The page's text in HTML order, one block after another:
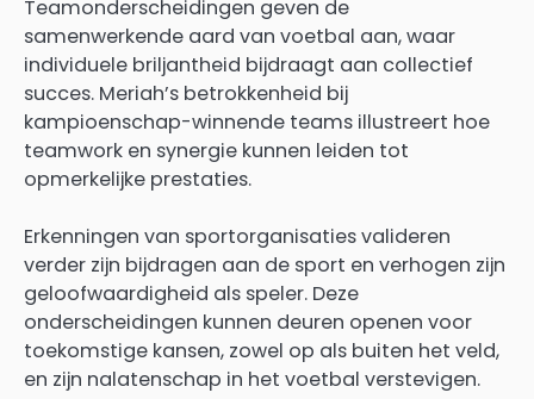
Teamonderscheidingen geven de
samenwerkende aard van voetbal aan, waar
individuele briljantheid bijdraagt aan collectief
succes. Meriah’s betrokkenheid bij
kampioenschap-winnende teams illustreert hoe
teamwork en synergie kunnen leiden tot
opmerkelijke prestaties.
Erkenningen van sportorganisaties valideren
verder zijn bijdragen aan de sport en verhogen zijn
geloofwaardigheid als speler. Deze
onderscheidingen kunnen deuren openen voor
toekomstige kansen, zowel op als buiten het veld,
en zijn nalatenschap in het voetbal verstevigen.